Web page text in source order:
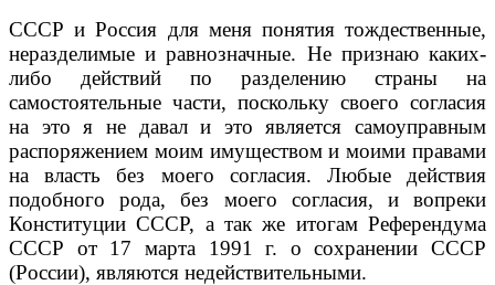
СССР и Россия для меня понятия тождественные,
неразделимые и равнозначные. Не признаю каких-
либо действий по разделению страны на
самостоятельные части, поскольку своего согласия
на это я не давал и это является самоуправным
распоряжением моим имуществом и моими правами
на власть без моего согласия. Любые действия
подобного рода, без моего согласия, и вопреки
Конституции СССР, а так же итогам Референдума
СССР от 17 марта 1991 г. о сохранении СССР
(России), являются недействительными.